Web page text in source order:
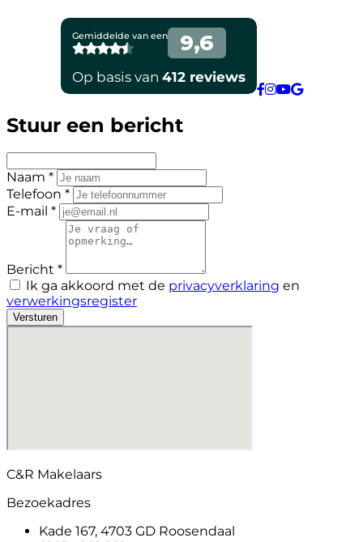
Stuur een bericht
Naam *
Telefoon *
E-mail *
Bericht *
Ik ga akkoord met de privacyverklaring en
verwerkingsregister
Versturen
C&R Makelaars
Bezoekadres
Kade 167, 4703 GD Roosendaal